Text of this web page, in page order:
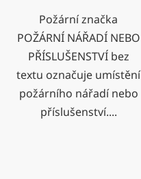
Požární značka
POŽÁRNÍ NÁŘADÍ NEBO
PŘÍSLUŠENSTVÍ bez
textu označuje umístění
požárního nářadí nebo
příslušenství....